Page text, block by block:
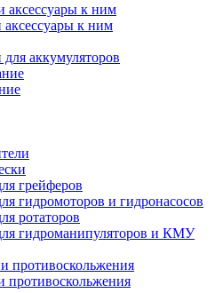
аксессуары к ним
к ним
аккумуляторов
грейферов
гидромоторов и гидронасосов
ротаторов
гидроманипуляторов и КМУ
противоскольжения
противоскольжения